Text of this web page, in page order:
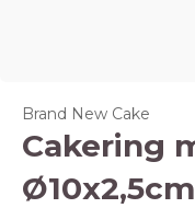
Brand New Cake
Cakering
Ø10x2,5cm